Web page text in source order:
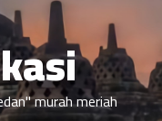
murah meriah